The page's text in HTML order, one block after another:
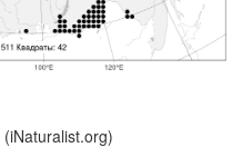
(iNaturalist.org)